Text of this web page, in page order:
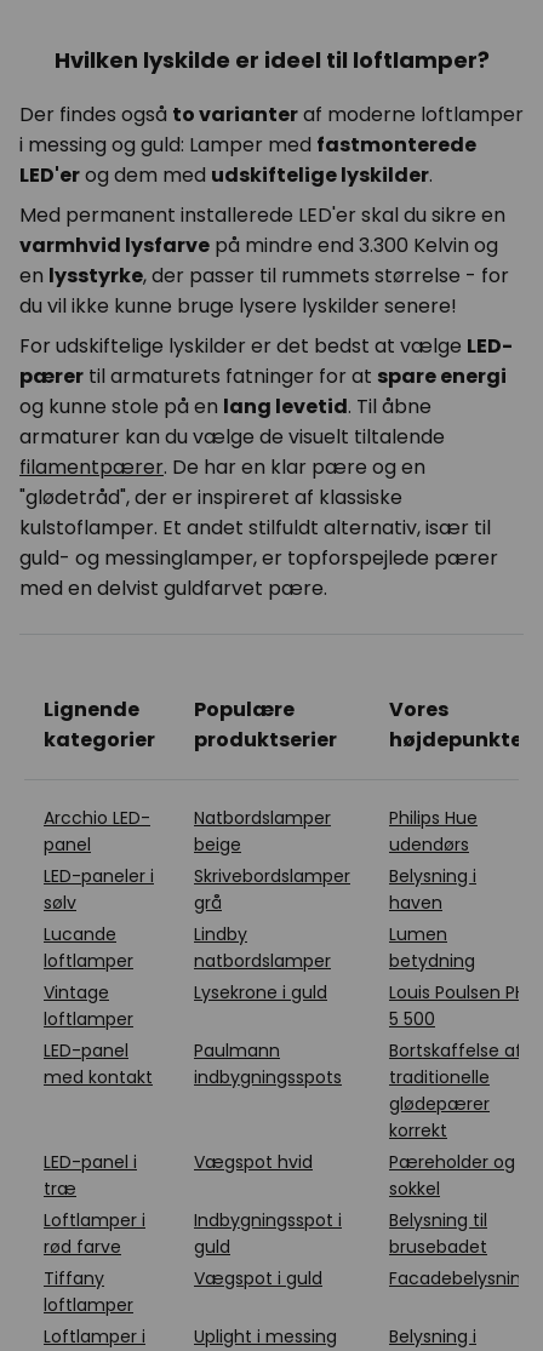
Hvilken lyskilde er ideel til loftlamper?
Der findes også to varianteraf moderne loftlamper
i messing og guld: Lamper med fastmonterede
LED'erog dem med udskiftelige lyskilder.
Med permanent installerede LED'er skal du sikre en
varmhvid lysfarve på mindre end 3.300 Kelvin og
en lysstyrke, der passer til rummets størrelse - for
du vil ikke kunne bruge lysere lyskilder senere!
For udskiftelige lyskilder er det bedst at vælge LED-
pærer til armaturets fatninger for at spare energi
og kunne stole på en lang levetid. Til åbne
armaturer kan du vælge de visuelt tiltalende
filamentpærer. De har en klar pære og en
"glødetråd", der er inspireret af klassiske
kulstoflamper. Et andet stilfuldt alternativ, især til
guld- og messinglamper, er topforspejlede pærer
med en delvist guldfarvet pære.
Lignende
kategorier
Populære
produktserier
Vores
højdepunkter
Arcchio LED-
panel
Natbordslamper
beige
Philips Hue
udendørs
LED-paneler i
sølv
Skrivebordslamper
grå
Belysning i
haven
Lucande
loftlamper
Lindby
natbordslamper
Lumen
betydning
Vintage
loftlamper
Lysekrone i guld
Louis Poulsen PH
5 500
LED-panel
med kontakt
Paulmann
indbygningsspots
Bortskaffelse af
traditionelle
glødepærer
korrekt
LED-panel i
træ
Vægspot hvid
Pæreholder og
sokkel
Loftlamper i
rød farve
Indbygningsspot i
guld
Belysning til
brusebadet
Tiffany
loftlamper
Vægspot i guld Facadebelysning
Loftlamper i Uplight i messing Belysning i